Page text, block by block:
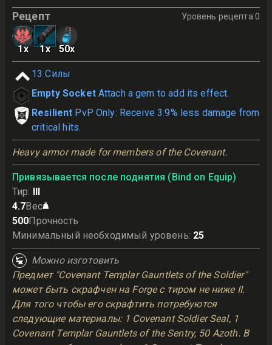
Рецепт Уровень рецепта:0
1x 1x 50x
13 Силы
Empty Socket Attach a gem to add its effect.
Resilient PvP Only: Receive 3.9% less damage from
critical hits.
Heavy armor made for members of the Covenant.
Привязывается после поднятия (Bind on Equip)
Тир: III
4.7Вес
500Прочность
Минимальный необходимый уровень: 25
Можно изготовить
Предмет "Covenant Templar Gauntlets of the Soldier"
может быть скрафчен на Forge с тиром не ниже II.
Для того чтобы его скрафтить потребуются
следующие материалы: 1 Covenant Soldier Seal, 1
Covenant Templar Gauntlets of the Sentry, 50 Azoth. В